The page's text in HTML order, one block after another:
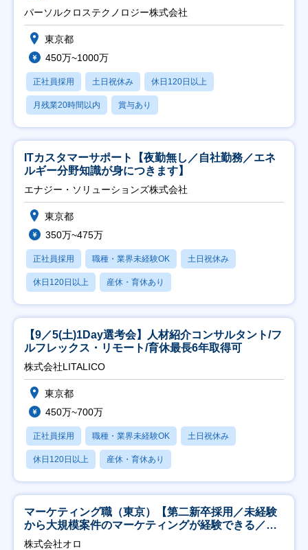
パーソルクロステクノロジー株式会社
東京都
450万~1000万
正社員採用 土日祝休み 休日120日以上
月残業20時間以内 賞与あり
ITカスタマーサポート【夜勤無し／自社勤務／エネ
ルギー分野知識が身につきます】
エナジー・ソリューションズ株式会社
東京都
350万~475万
正社員採用 職種・業界未経験OK 土日祝休み
休日120日以上 産休・育休あり
【9／5(土)1Day選考会】人材紹介コンサルタント/フ
ルフレックス・リモート/育休最長6年取得可
株式会社LITALICO
東京都
450万~700万
正社員採用 職種・業界未経験OK 土日祝休み
休日120日以上 産休・育休あり
マーケティング職（東京）【第二新卒採用／未経験
から大規模案件のマーケティングが経験できる／研
修充実】
株式会社オロ